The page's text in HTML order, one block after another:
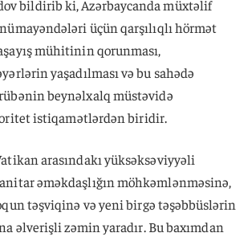
bildirib ki, Azərbaycanda müxtəlif
üçün qarşılıqlı hörmət
mühitinin qorunması,
yaşadılması və bu sahədə
beynəlxalq müstəvidə
istiqamətlərdən biridir.
arasındakı yüksəksəviyyəli
əməkdaşlığın möhkəmlənməsinə,
təşviqinə və yeni birgə təşəbbüslərin
əlverişli zəmin yaradır. Bu baxımdan